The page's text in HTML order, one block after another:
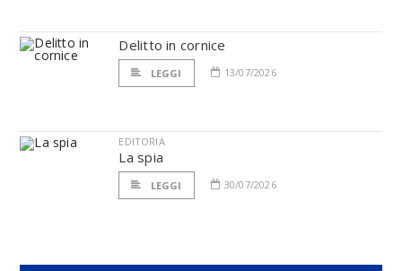
Delitto in cornice
LEGGI 13/07/2026
EDITORIA
La spia
LEGGI 30/07/2026